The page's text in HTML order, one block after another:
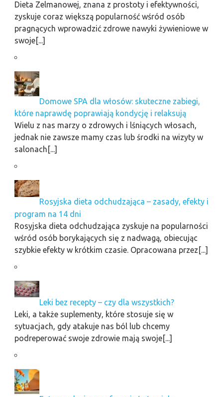
Dieta Zelmanowej, znana z prostoty i efektywności,
zyskuje coraz większą popularność wśród osób
pragnących wprowadzić zdrowe nawyki żywieniowe w
swoje[...]
Domowe SPA dla włosów: skuteczne zabiegi,
które naprawdę poprawiają kondycję i relaksują
Wielu z nas marzy o zdrowych i lśniących włosach,
jednak nie zawsze mamy czas lub środki na wizyty w
salonach[...]
Rosyjska dieta odchudzająca – zasady, efekty i
program na 14 dni
Rosyjska dieta odchudzająca zyskuje na popularności
wśród osób borykających się z nadwagą, obiecując
szybkie efekty w krótkim czasie. Opracowana przez[...]
Leki bez recepty – czy dla wszystkich?
Leki, a także suplementy, które stosuje się w
sytuacjach, gdy atakuje nas ból lub chcemy
podreperować swoje zdrowie mają swoje[...]